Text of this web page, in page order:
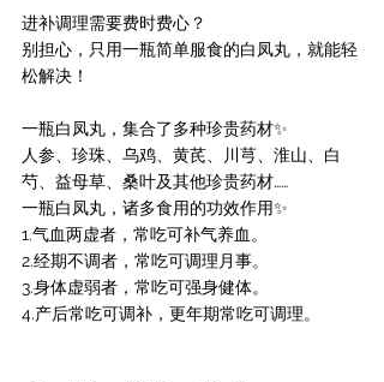
进补调理需要费时费心？
别担心，只用一瓶简单服食的白凤丸，就能轻
松解决！
一瓶白凤丸，集合了多种珍贵药材✨
人参、珍珠、乌鸡、黄芪、川芎、淮山、白
芍、益母草、桑叶及其他珍贵药材……
一瓶白凤丸，诸多食用的功效作用✨
1.气血两虚者，常吃可补气养血。
2.经期不调者，常吃可调理月事。
3.身体虚弱者，常吃可强身健体。
4.产后常吃可调补，更年期常吃可调理。